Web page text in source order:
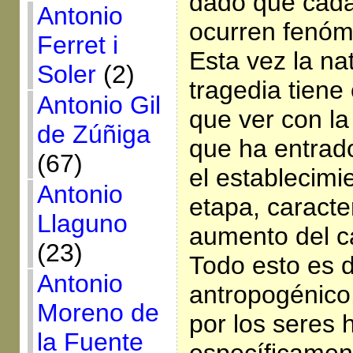
Antonio
Ferret i
Soler(2)
Antonio Gil
de Zúñiga
(67)
Antonio
Llaguno
(23)
Antonio
Moreno de
la Fuente
ocurren
Esta vez la
tragedia tiene
que ver con
que ha
el
etapa,
aumento del
Todo esto es
por los seres